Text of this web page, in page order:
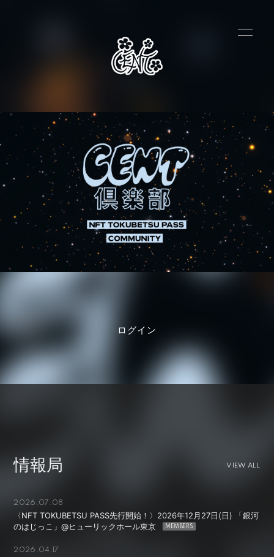
情報局
ログイン
ログイン
情報局 VIEW ALL
2026.07.08
〈NFT TOKUBETSU PASS先行開始！〉2026年12月27日(日) 「銀河
のはじっこ」@ヒューリックホール東京
2026.04.17